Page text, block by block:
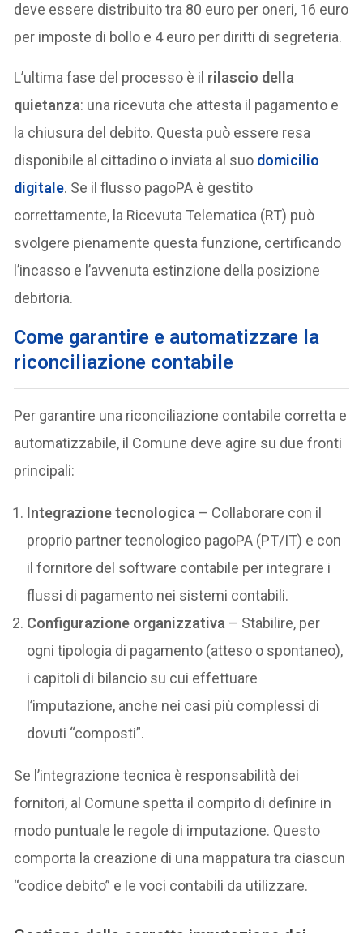
deve essere distribuito tra 80 euro per oneri, 16 euro
per imposte di bollo e 4 euro per diritti di segreteria.
L’ultima fase del processo è il rilascio della
quietanza: una ricevuta che attesta il pagamento e
la chiusura del debito. Questa può essere resa
disponibile al cittadino o inviata al suo domicilio
digitale. Se il flusso pagoPA è gestito
correttamente, la Ricevuta Telematica (RT) può
svolgere pienamente questa funzione, certificando
l’incasso e l’avvenuta estinzione della posizione
debitoria.
Come garantire e automatizzare la
riconciliazione contabile
Per garantire una riconciliazione contabile corretta e
automatizzabile, il Comune deve agire su due fronti
principali:
Integrazione tecnologica – Collaborare con il
proprio partner tecnologico pagoPA (PT/IT) e con
il fornitore del software contabile per integrare i
flussi di pagamento nei sistemi contabili.
Configurazione organizzativa – Stabilire, per
ogni tipologia di pagamento (atteso o spontaneo),
i capitoli di bilancio su cui effettuare
l’imputazione, anche nei casi più complessi di
dovuti “composti”.
Se l’integrazione tecnica è responsabilità dei
fornitori, al Comune spetta il compito di definire in
modo puntuale le regole di imputazione. Questo
comporta la creazione di una mappatura tra ciascun
“codice debito” e le voci contabili da utilizzare.